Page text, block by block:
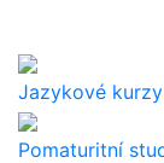
Jazykové
Pomaturitní